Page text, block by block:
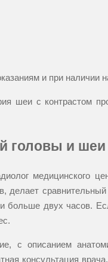
и при наличии
шеи с контрастом
головы и шеи
делает
двух часов.
с описанием
консультация